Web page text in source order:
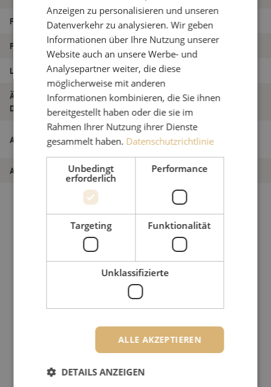
Faser-Typ OM3
Faseranzahl Duplex
Länge 10m
Äußerer
Durchmesser (mm)
1.8
Artikelname
Patchkabel duplex OM3, LC/PC-LC/PC,
1,8mm, 10m
Artikel Nummer M20000060
Anzeigen zu personalisieren und unseren
Datenverkehr zu analysieren. Wir geben
Informationen über Ihre Nutzung unserer
Website auch an unsere Werbe- und
Analysepartner weiter, die diese
möglicherweise mit anderen
Informationen kombinieren, die Sie ihnen
bereitgestellt haben oder die sie im
Rahmen Ihrer Nutzung ihrer Dienste
gesammelt haben. Datenschutzrichtlinie
Unbedingt
erforderlich
Performance
Targeting Funktionalität
Unklassifizierte
ALLE AKZEPTIEREN
DETAILS ANZEIGEN